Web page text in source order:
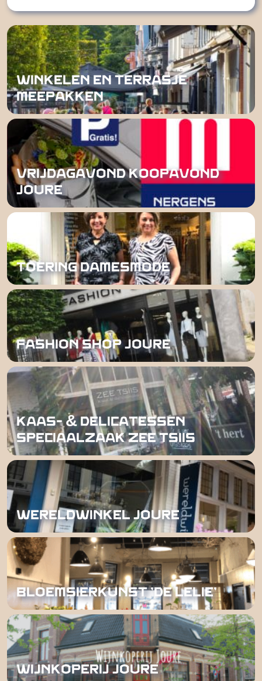
WINKELEN EN TERRASJE
MEEPAKKEN
VRIJDAGAVOND KOOPAVOND
JOURE
TOERING DAMESMODE
FASHION SHOP JOURE
KAAS- & DELICATESSEN
SPECIAALZAAK ZEE TSIIS
WERELDWINKEL JOURE
BLOEMSIERKUNST 'DE LELIE'
WIJNKOPERIJ JOURE